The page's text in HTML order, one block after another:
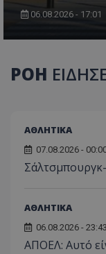
06.08.2026 - 17:01
ΡΟΗ
ΑΘΛΗΤΙΚΑ
07.08.2026 -
ΑΘΛΗΤΙΚΑ
06.08.2026 - 23:43
ΑΠΟΕΛ: Αυτό